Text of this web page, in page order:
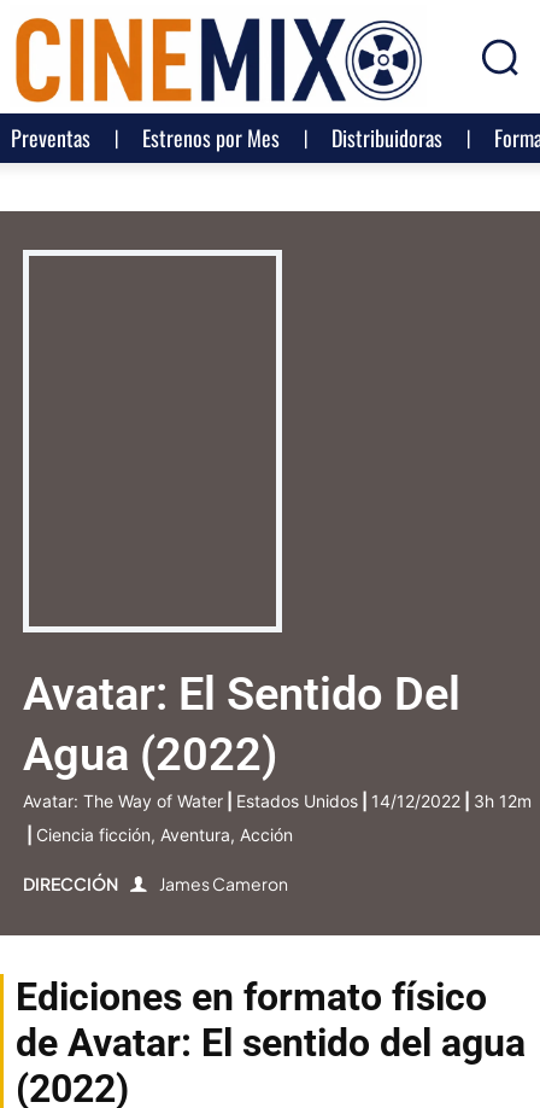
Preventas Estrenos por Mes Distribuidoras
Avatar: El Sentido Del
Agua (2022)
Avatar: The Way of Water Estados Unidos 14/12/2022
3h 12m
Ciencia ficción, Aventura, Acción
DIRECCIÓN James Cameron
Ediciones en formato físico
de Avatar: El sentido del agua
(2022)